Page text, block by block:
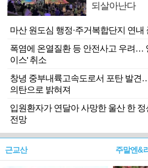
되살아난다
마산 원도심 행정·주거복합단지 연내
폭염에 온열질환 등 안전사고 우려…
이스' 취소
창녕 중부내륙고속도로서 포탄 발견
의탄으로 밝혀져
입원환자가 연달아 사망한 울산 한
전망
근교산 주말엔&